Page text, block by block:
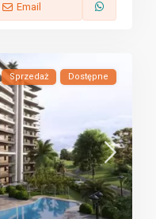
Email
Sprzedaż Dostępne